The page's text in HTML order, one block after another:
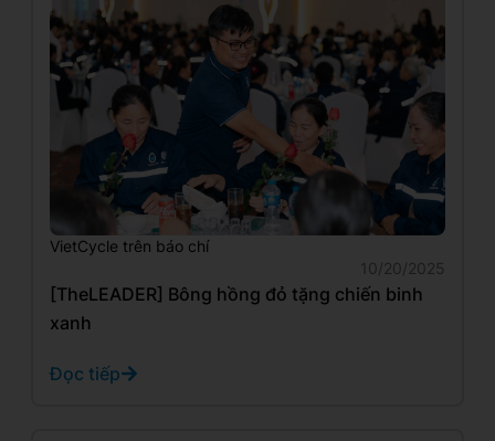
VietCycle trên báo chí
10/20/2025
[TheLEADER] Bông hồng đỏ tặng chiến binh
xanh
Đọc tiếp